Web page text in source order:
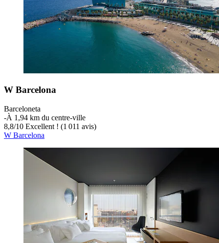
W Barcelona
Barceloneta
‐À 1,94 km du centre-ville
8,8/10 Excellent ! (1 011 avis)
W Barcelona